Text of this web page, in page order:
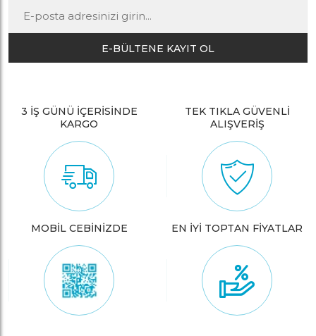
E-BÜLTENE KAYIT OL
3 İŞ GÜNÜ İÇERİSİNDE
KARGO
TEK TIKLA GÜVENLİ
ALIŞVERİŞ
MOBİL CEBİNİZDE EN İYİ TOPTAN FİYATLAR